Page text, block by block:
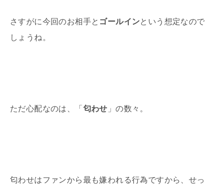
さすがに今回のお相手と ゴールインという想定なので
しょうね。
ただ心配なのは、「 匂わせ 」の数々。
匂わせはファンから最も嫌われる行為ですから、せっ